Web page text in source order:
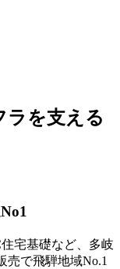
ラを支える
宅基礎など、多岐
売で飛騨地域No.1